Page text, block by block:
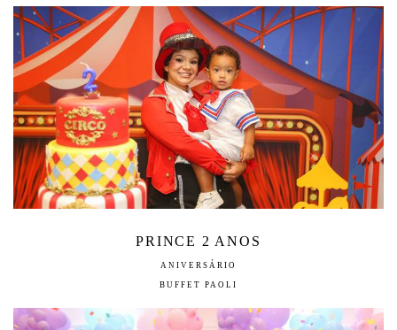
PRINCE 2 ANOS
ANIVERSÁRIO
BUFFET PAOLI